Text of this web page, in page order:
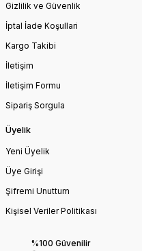
Gizlilik ve Güvenlik
İptal İade Koşullari
Kargo Takibi
İletişim
İletişim Formu
Sipariş Sorgula
Üyelik
Yeni Üyelik
Üye Girişi
Şifremi Unuttum
Kişisel Veriler Politikası
%100 Güvenilir